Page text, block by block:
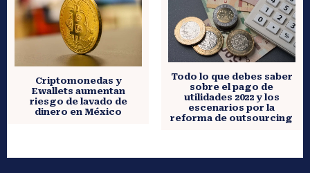
Criptomonedas y
Ewallets aumentan
riesgo de lavado de
dinero en México
Todo lo que debes saber
sobre el pago de
utilidades 2022 y los
escenarios por la
reforma de outsourcing